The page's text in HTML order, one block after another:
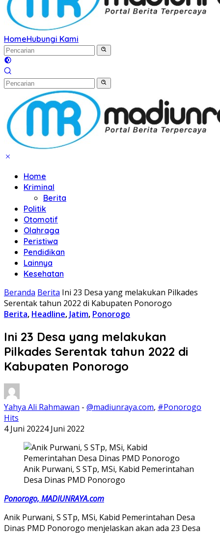
HomeHubungi Kami
Home
Kriminal
Berita
Politik
Otomotif
Olahraga
Peristiwa
Pendidikan
Lainnya
Kesehatan
Beranda Berita Ini 23 Desa yang melakukan Pilkades
Serentak tahun 2022 di Kabupaten Ponorogo
Berita, Headline, Jatim, Ponorogo
Ini 23 Desa yang melakukan
Pilkades Serentak tahun 2022 di
Kabupaten Ponorogo
Yahya Ali Rahmawan - @madiunraya.com, #Ponorogo
Hits
4 Juni 20224 Juni 2022
Anik Purwani, S STp, MSi, Kabid Pemerintahan
Desa Dinas PMD Ponorogo
Ponorogo, MADIUNRAYA.com
Anik Purwani, S STp, MSi, Kabid Pemerintahan Desa
Dinas PMD Ponorogo menjelaskan akan ada 23 Desa